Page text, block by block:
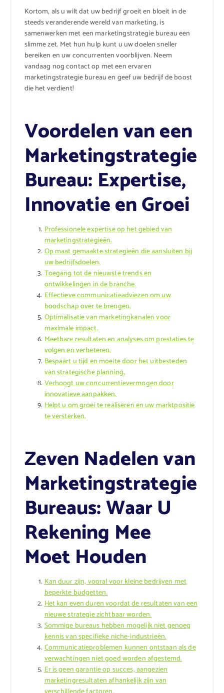
Kortom, als u wilt dat uw bedrijf groeit en bloeit in de
steeds veranderende wereld van marketing, is
samenwerken met een marketingstrategie bureau een
slimme zet. Met hun hulp kunt u uw doelen sneller
bereiken en uw concurrenten voorblijven. Neem
vandaag nog contact op met een ervaren
marketingstrategie bureau en geef uw bedrijf de boost
die het verdient!
Voordelen van een
Marketingstrategie
Bureau: Expertise,
Innovatie en Groei
Professionele expertise op het gebied van
marketingstrategieën.
Op maat gemaakte strategieën die aansluiten bij
uw bedrijfsdoelen.
Toegang tot de nieuwste trends en
ontwikkelingen in de branche.
Effectieve communicatieadviezen om uw
boodschap over te brengen.
Optimalisatie van marketingkanalen voor
maximale impact.
Meetbare resultaten en analyses om prestaties te
volgen en verbeteren.
Bespaart u tijd en moeite door het uitbesteden
van strategische planning.
Verhoogt uw concurrentievermogen door
innovatieve aanpakken.
Helpt u om groei te realiseren en uw marktpositie
te versterken.
Zeven Nadelen van
Marketingstrategie
Bureaus: Waar U
Rekening Mee
Moet Houden
Kan duur zijn, vooral voor kleine bedrijven met
beperkte budgetten.
Het kan even duren voordat de resultaten van een
nieuwe strategie zichtbaar worden.
Sommige bureaus hebben mogelijk niet genoeg
kennis van specifieke niche-industrieën.
Communicatieproblemen kunnen ontstaan als de
verwachtingen niet goed worden afgestemd.
Er is geen garantie op succes, aangezien
marketingresultaten afhankelijk zijn van